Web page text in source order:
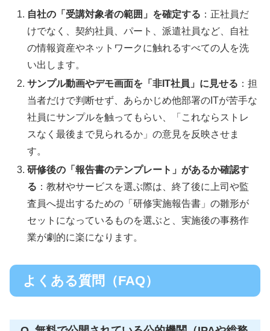
自社の「受講対象者の範囲」を確定する ：正社員だ
けでなく、契約社員、パート、派遣社員など、自社
の情報資産やネットワークに触れるすべての人を洗
い出します。
サンプル動画やデモ画面を「非IT社員」に見せる ：担
当者だけで判断せず、あらかじめ他部署のITが苦手な
社員にサンプルを触ってもらい、「これならストレ
スなく最後まで見られるか」の意見を反映させま
す。
研修後の「報告書のテンプレート」があるか確認す
る ：教材やサービスを選ぶ際は、終了後に上司や監
査員へ提出するための「研修実施報告書」の雛形が
セットになっているものを選ぶと、実施後の事務作
業が劇的に楽になります。
よくある質問（FAQ）